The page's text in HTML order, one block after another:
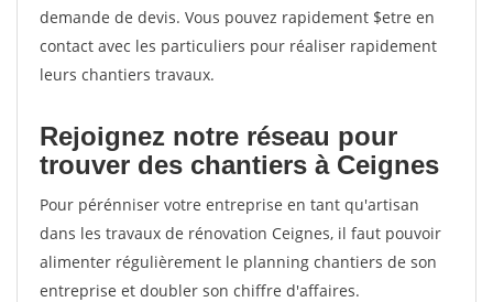
demande de devis. Vous pouvez rapidement $etre en
contact avec les particuliers pour réaliser rapidement
leurs chantiers travaux.
Rejoignez notre réseau pour
trouver des chantiers à Ceignes
Pour pérénniser votre entreprise en tant qu'artisan
dans les travaux de rénovation Ceignes, il faut pouvoir
alimenter régulièrement le planning chantiers de son
entreprise et doubler son chiffre d'affaires.